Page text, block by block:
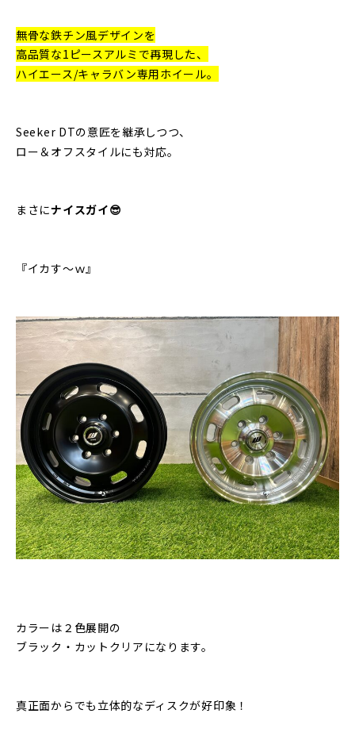
無骨な鉄チン風デザインを
高品質な1ピースアルミで再現した、
ハイエース/キャラバン専用ホイール。
Seeker DTの意匠を継承しつつ、
ロー＆オフスタイルにも対応。
まさにナイスガイ😎
『イカす～ｗ』
カラーは２色展開の
ブラック・カットクリアになります。
真正面からでも立体的なディスクが好印象！